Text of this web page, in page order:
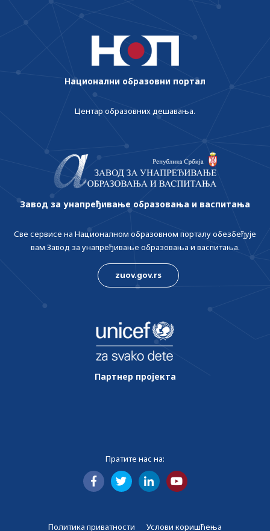
Национални образовни портал
Центар образовних дешавања.
Завод за унапређивање образовања и васпитања
Све сервисе на Националном образовном порталу обезбеђује
вам Завод за унапређивање образовања и васпитања.
zuov.gov.rs
Партнер пројекта
Пратите нас на:
Политика приватности Услови коришћења